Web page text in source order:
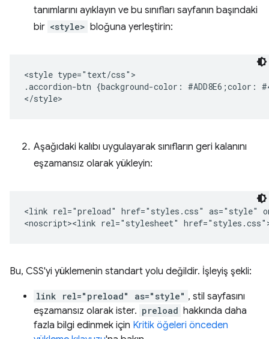
tanımlarını ayıklayın ve bu sınıfları sayfanın başındaki
bir <style> bloğuna yerleştirin:
<style type="text/css">
.accordion-btn {background-color:
Aşağıdaki kalıbı uygulayarak sınıfların geri kalanını
eşzamansız olarak yükleyin:
<link rel="preload" href="styles.css" as="style"
Bu, CSS'yi yüklemenin standart yolu değildir. İşleyiş şekli:
link rel="preload" as="style" , stil sayfasını
eşzamansız olarak ister. preload hakkında daha
fazla bilgi edinmek için Kritik öğeleri önceden